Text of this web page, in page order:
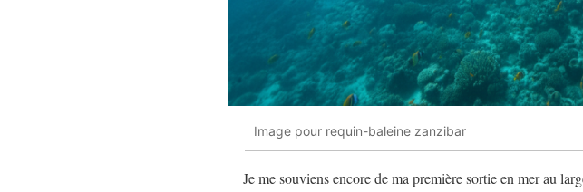
Image pour requin-baleine zanzibar
Je me souviens encore de ma première sortie en mer au